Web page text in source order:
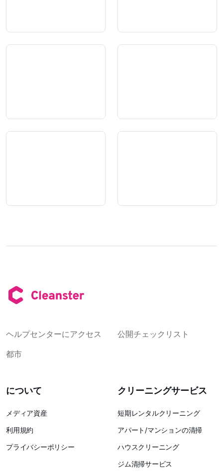
ヘルプセンターにアクセス
公開チェックリスト
都市
について
メディア資産
利用規約
プライバシーポリシー
クリーニングサービス
短期レンタルクリーニング
アパート/マンションの清掃
ハウスクリーニング
ジム清掃サービス